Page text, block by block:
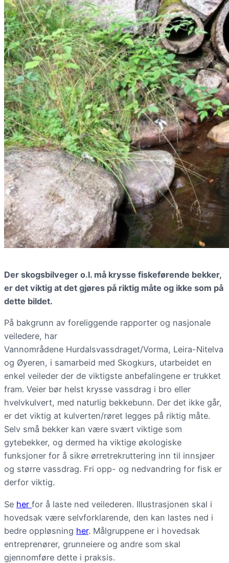
Der skogsbilveger o.l. må krysse fiskeførende bekker,
er det viktig at det gjøres på riktig måte og ikke som på
dette bildet.
På bakgrunn av foreliggende rapporter og nasjonale
veiledere, har
Vannområdene Hurdalsvassdraget/Vorma, Leira-Nitelva
og Øyeren, i samarbeid med Skogkurs, utarbeidet en
enkel veileder der de viktigste anbefalingene er trukket
fram. Veier bør helst krysse vassdrag i bro eller
hvelvkulvert, med naturlig bekkebunn. Der det ikke går,
er det viktig at kulverten/røret legges på riktig måte.
Selv små bekker kan være svært viktige som
gytebekker, og dermed ha viktige økologiske
funksjoner for å sikre ørretrekruttering inn til innsjøer
og større vassdrag. Fri opp- og nedvandring for fisk er
derfor viktig.
Se her for å laste ned veilederen. Illustrasjonen skal i
hovedsak være selvforklarende, den kan lastes ned i
bedre oppløsning her. Målgruppene er i hovedsak
entreprenører, grunneiere og andre som skal
gjennomføre dette i praksis.